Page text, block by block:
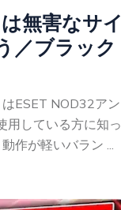
無害なサイ
／ブラック
ESET NOD32アン
用している方に知っ
作が軽いバラン ...